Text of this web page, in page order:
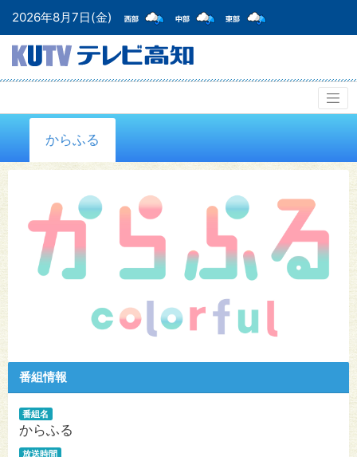
2026年8月7日(金)
からふる
番組情報
番組名
からふる
放送時間